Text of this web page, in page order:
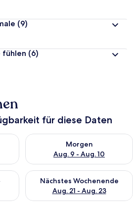
(9)
fühlen (6)
für diese Daten
für heute Nacht, Aug. 8 - Aug. 9.
Morgen
Aug. 9 - Aug. 10
Überprüfe die Verfügbarkeit
für dieses Wochenende, Aug. 14
Nächstes Wochenende
Aug. 21 - Aug. 23
Überprüfe die Verfügbarkeit